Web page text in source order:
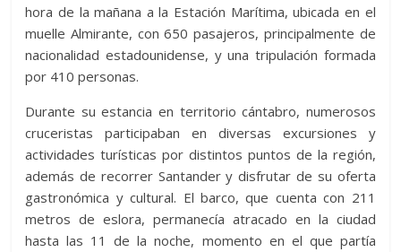
hora de la mañana a la Estación Marítima, ubicada en el
muelle Almirante, con 650 pasajeros, principalmente de
nacionalidad estadounidense, y una tripulación formada
por 410 personas.
Durante su estancia en territorio cántabro, numerosos
cruceristas participaban en diversas excursiones y
actividades turísticas por distintos puntos de la región,
además de recorrer Santander y disfrutar de su oferta
gastronómica y cultural. El barco, que cuenta con 211
metros de eslora, permanecía atracado en la ciudad
hasta las 11 de la noche, momento en el que partía